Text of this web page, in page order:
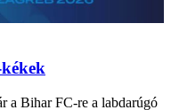
a Bihar FC-re a labdarúgó